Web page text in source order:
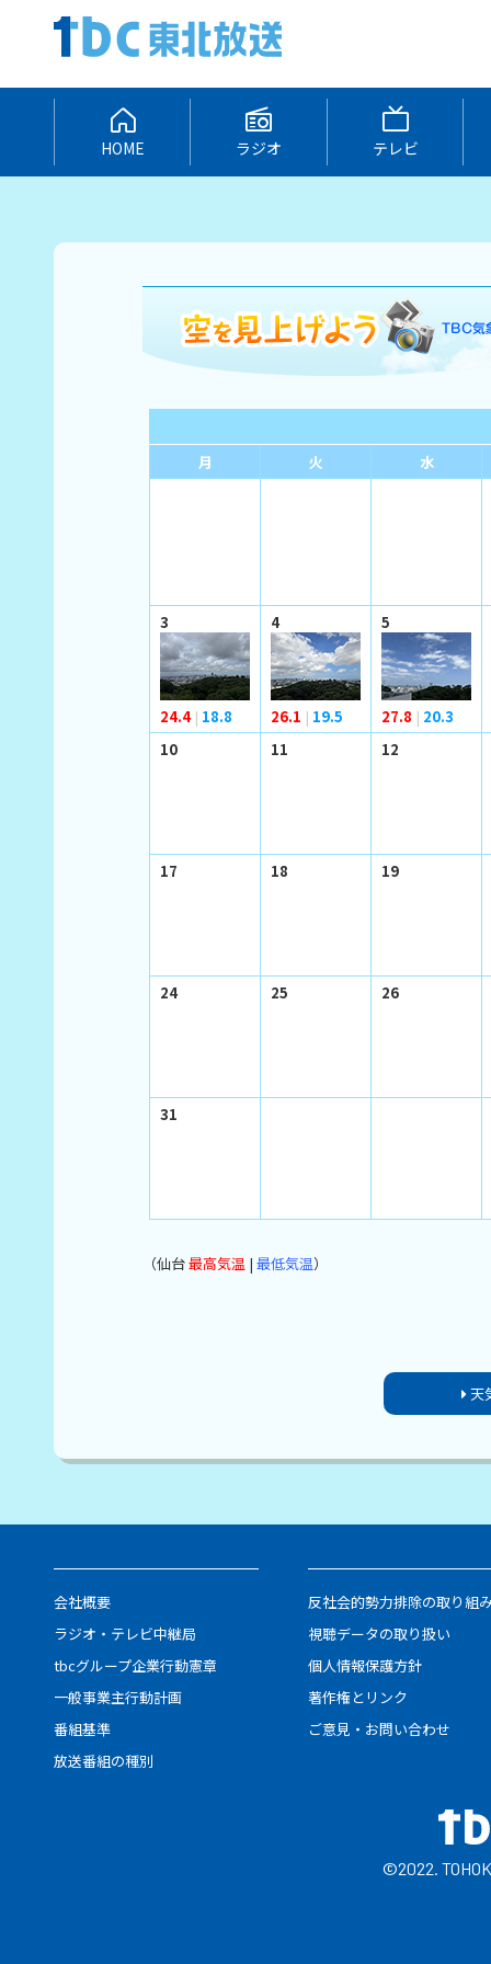
HOME ラジオ テレビ
月 火 水
3
24.4| 18.8
4
26.1 | 19.5
5
27.8 | 20.3
10
11 12
17 18 19
24 25 26
31
（仙台最高気温 | 最低気温）
天
会社概要
ラジオ・テレビ中継局
tbcグループ企業行動憲章
一般事業主行動計画
番組基準
放送番組の種別
反社会的勢力排除の取り組
視聴データの取り扱い
個人情報保護方針
著作権とリンク
ご意見・お問い合わせ
©2022.